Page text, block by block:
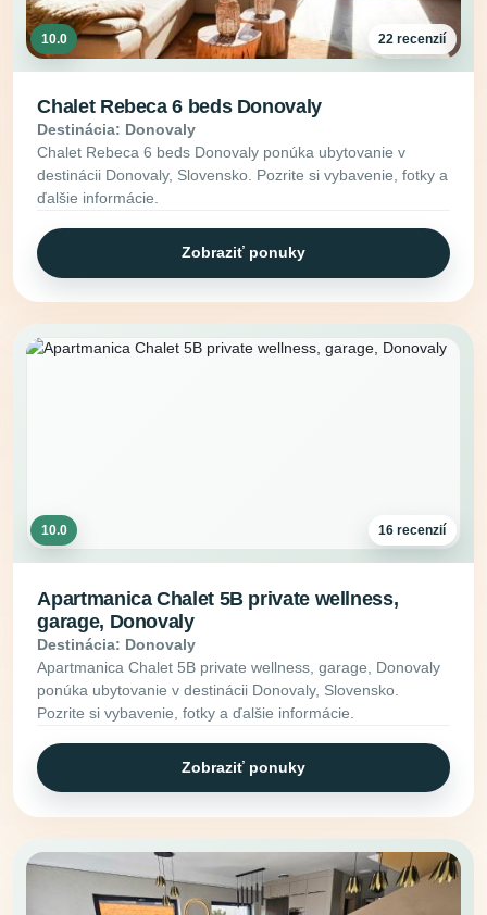
10.0 22 recenzií
Chalet Rebeca 6 beds Donovaly
Destinácia: Donovaly
Chalet Rebeca 6 beds Donovaly ponúka ubytovanie v
destinácii Donovaly, Slovensko. Pozrite si vybavenie, fotky a
ďalšie informácie.
Zobraziť ponuky
10.0 16 recenzií
Apartmanica Chalet 5B private wellness,
garage, Donovaly
Destinácia: Donovaly
Apartmanica Chalet 5B private wellness, garage, Donovaly
ponúka ubytovanie v destinácii Donovaly, Slovensko.
Pozrite si vybavenie, fotky a ďalšie informácie.
Zobraziť ponuky